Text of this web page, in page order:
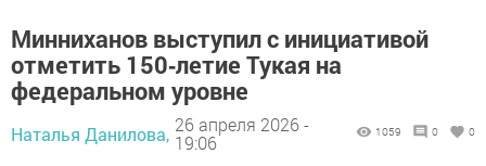
Минниханов выступил с инициативой
отметить 150‑летие Тукая на
федеральном уровне
Наталья Данилова, 26 апреля 2026 -
19:06
1059 0 0